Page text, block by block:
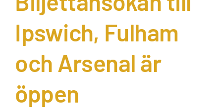
Ipswich, Fulham
och Arsenal är
öppen